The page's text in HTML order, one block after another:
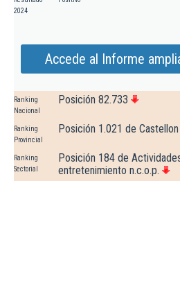
2024
Accede al Informe
Ranking
Nacional
Posición 82.733
Ranking
Provincial
Posición 1.021 de Castellon
Ranking
Sectorial
Posición 184 de
entretenimiento n.c.o.p.